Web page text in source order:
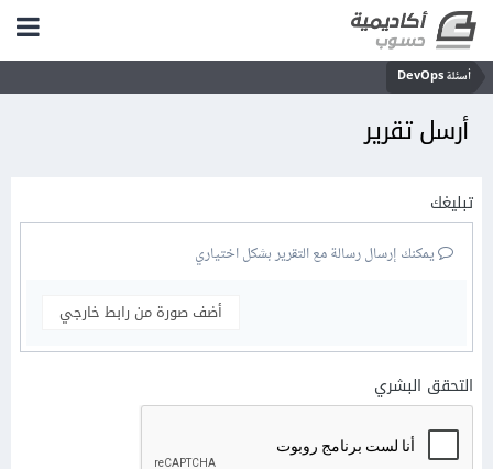
أسئلة DevOps
أرسل تقرير
تبليغك
يمكنك إرسال رسالة مع التقرير بشكل اختياري
أضف صورة من رابط خارجي
التحقق البشري